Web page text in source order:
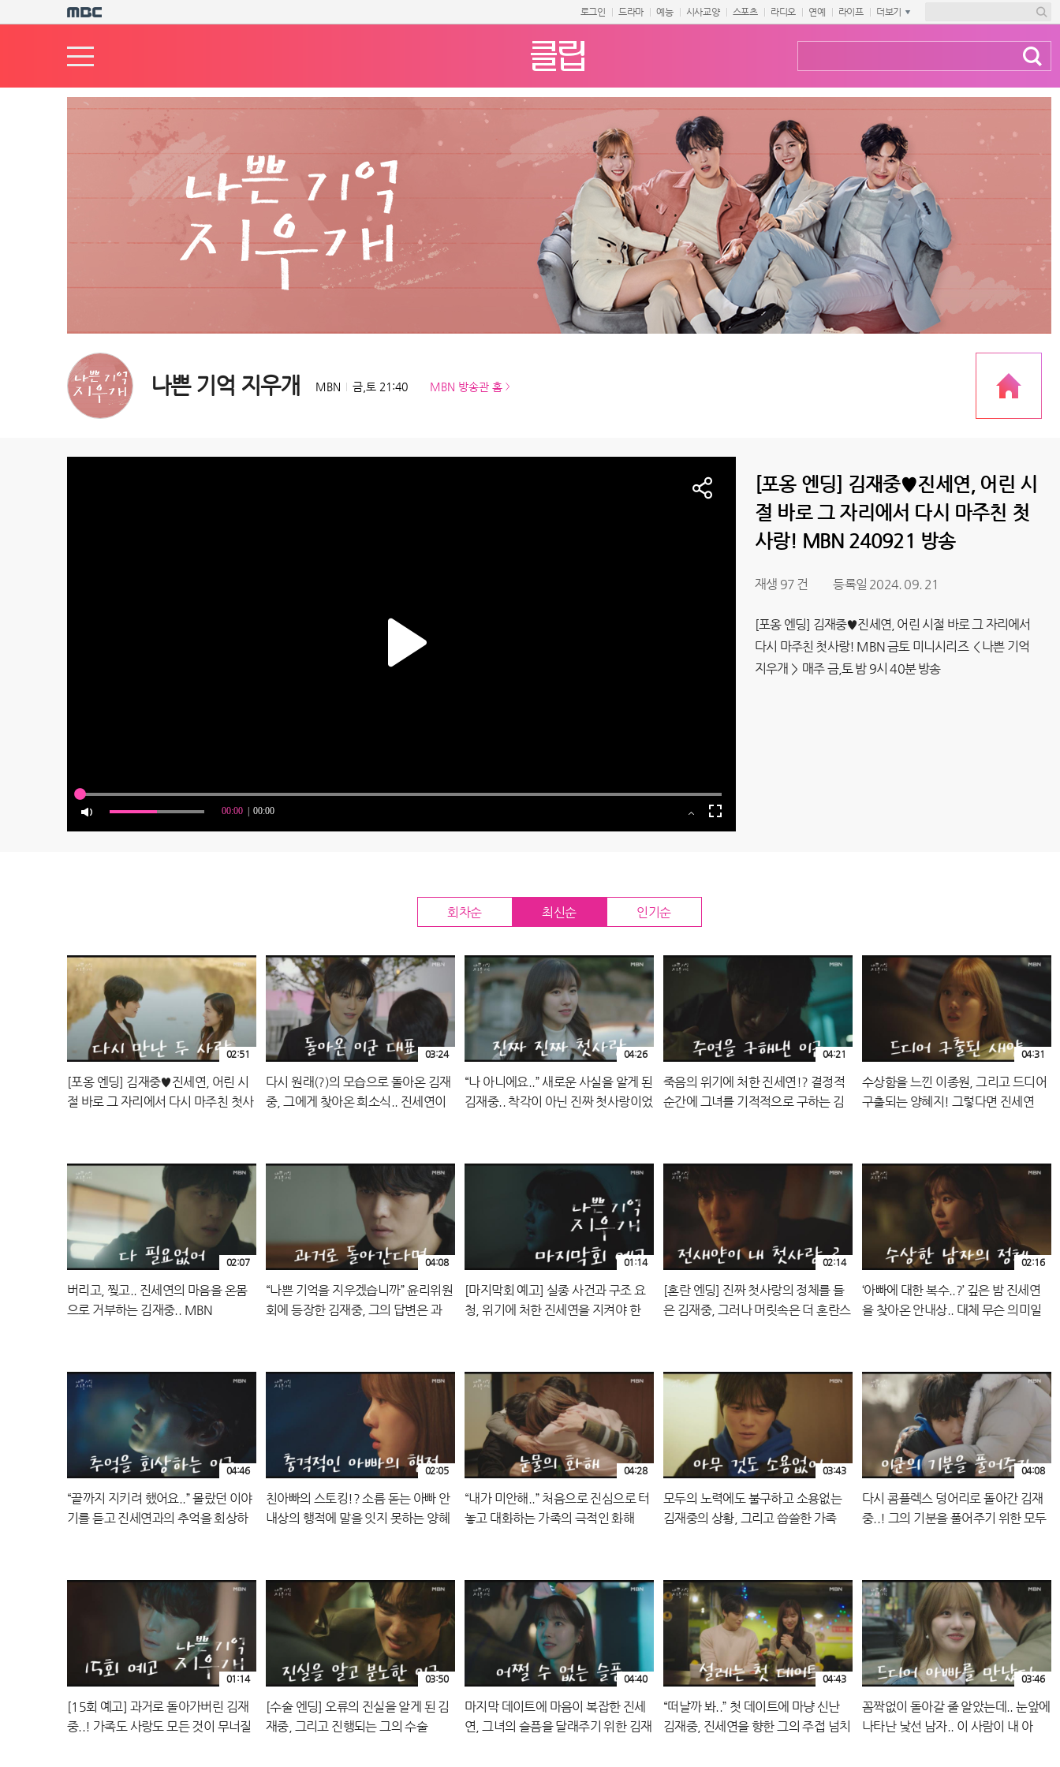
로그인 드라마 예능 시사교양 스포츠 라디오 연예 라이프 더보기
나쁜 기억 지우개 MBN 금,토 21:40 MBN 방송관 홈
[포옹 엔딩] 김재중♥진세연, 어린 시
절 바로 그 자리에서 다시 마주친 첫
사랑! MBN 240921 방송
재생 97 건 등록일 2024. 09. 21
[포옹 엔딩] 김재중♥진세연, 어린 시절 바로 그 자리에서
다시 마주친 첫사랑! MBN 금토 미니시리즈 ＜나쁜 기억
지우개＞ 매주 금,토 밤 9시 40분 방송
회차순 최신순 인기순
[포옹 엔딩] 김재중♥진세연, 어린 시
절 바로 그 자리에서 다시 마주친 첫사
02:51
다시 원래(?)의 모습으로 돌아온 김재
중, 그에게 찾아온 희소식.. 진세연이
03:24
“나 아니에요..” 새로운 사실을 알게 된
김재중.. 착각이 아닌 진짜 첫사랑이었
04:26
죽음의 위기에 처한 진세연!? 결정적
순간에 그녀를 기적적으로 구하는 김
04:21
수상함을 느낀 이종원, 그리고 드디어
구출되는 양혜지! 그렇다면 진세연
04:31
버리고, 찢고.. 진세연의 마음을 온몸
으로 거부하는 김재중.. MBN
02:07
“나쁜 기억을 지우겠습니까” 윤리위원
회에 등장한 김재중, 그의 답변은 과
04:08
[마지막회 예고] 실종 사건과 구조 요
청, 위기에 처한 진세연을 지켜야 한
01:14
[혼란 엔딩] 진짜 첫사랑의 정체를 들
은 김재중, 그러나 머릿속은 더 혼란스
02:14
‘아빠에 대한 복수..?’ 깊은 밤 진세연
을 찾아온 안내상.. 대체 무슨 의미일
02:16
“끝까지 지키려 했어요..” 몰랐던 이야
기를 듣고 진세연과의 추억을 회상하
04:46
친아빠의 스토킹!? 소름 돋는 아빠 안
내상의 행적에 말을 잇지 못하는 양혜
02:05
“내가 미안해..” 처음으로 진심으로 터
놓고 대화하는 가족의 극적인 화해
04:28
모두의 노력에도 불구하고 소용없는
김재중의 상황, 그리고 씁쓸한 가족
03:43
다시 콤플렉스 덩어리로 돌아간 김재
중..! 그의 기분을 풀어주기 위한 모두
04:08
[15회 예고] 과거로 돌아가버린 김재
중..! 가족도 사랑도 모든 것이 무너질
01:14
[수술 엔딩] 오류의 진실을 알게 된 김
재중, 그리고 진행되는 그의 수술
03:50
마지막 데이트에 마음이 복잡한 진세
연, 그녀의 슬픔을 달래주기 위한 김재
04:40
“떠날까 봐..” 첫 데이트에 마냥 신난
김재중, 진세연을 향한 그의 주접 넘치
04:43
꼼짝없이 돌아갈 줄 알았는데.. 눈앞에
나타난 낯선 남자.. 이 사람이 내 아
03:46